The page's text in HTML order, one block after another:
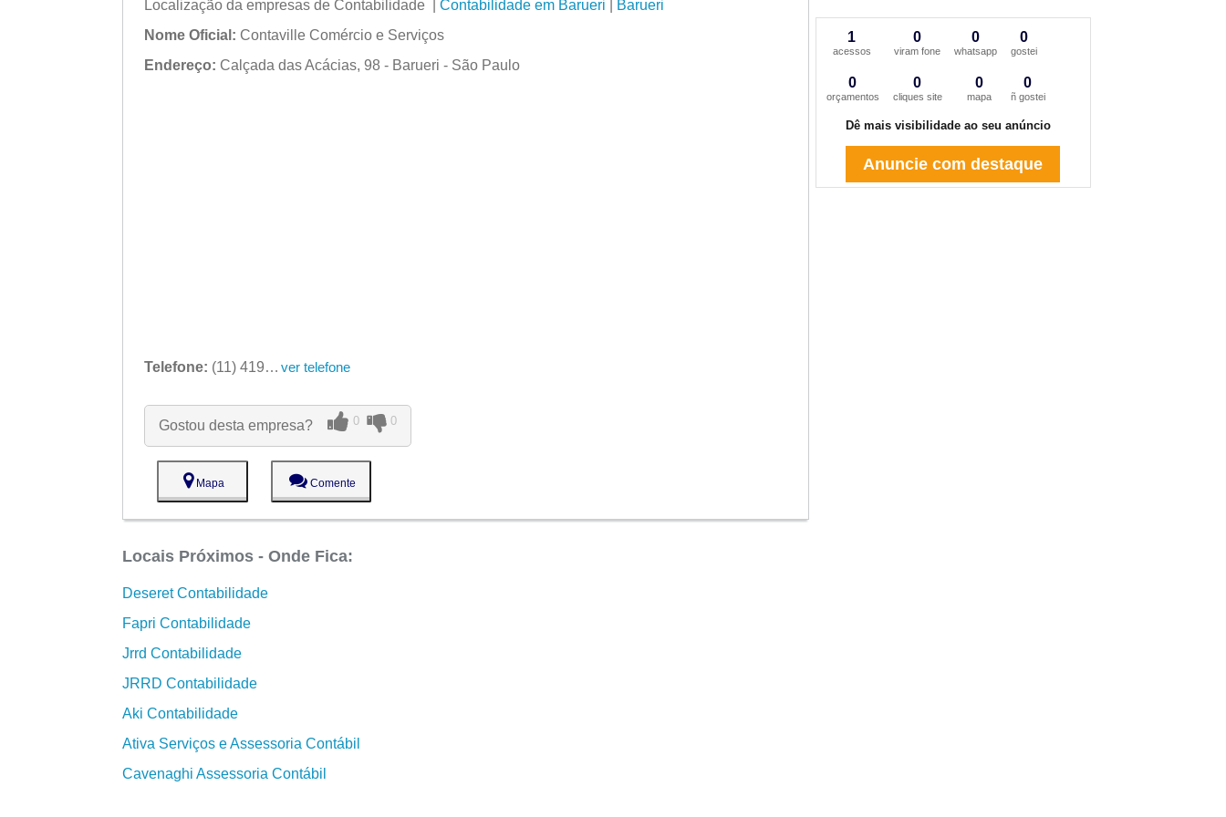
Localização da empresas de Contabilidade | Contabilidade em Barueri
Barueri
Nome Oficial: Contaville Comércio e Serviços
Endereço: Calçada das Acácias, 98 - Barueri - São Paulo
Telefone: (11) 4193-6668 ver telefone
Gostou desta empresa? 0 0
Mapa Comente
Locais Próximos - Onde Fica:
Deseret Contabilidade
Fapri Contabilidade
Jrrd Contabilidade
JRRD Contabilidade
Aki Contabilidade
Ativa Serviços e Assessoria Contábil
Cavenaghi Assessoria Contábil
1
acessos
0
viram fone
0
whatsapp
0
gostei
0
orçamentos
0
cliques site
0
mapa
0
ñ gostei
Dê mais visibilidade ao seu anúncio
Anuncie com destaque